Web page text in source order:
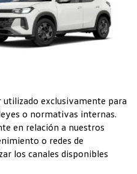
utilizado exclusivamente para
o normativas internas.
en relación a nuestros
o redes de
los canales disponibles